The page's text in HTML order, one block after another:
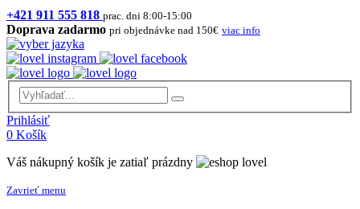
+421 911 555 818 prac. dni 8:00-15:00
Doprava zadarmo pri objednávke nad 150€ viac info
Prihlásiť
0 Košík
Váš nákupný košík je zatiaľ prázdny
Zavrieť menu